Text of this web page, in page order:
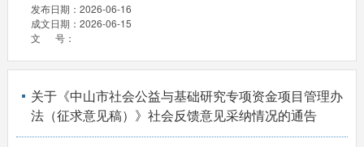
发布日期： 2026-06-16
成文日期： 2026-06-15
文 号：
关于《中山市社会公益与基础研究专项资金项目管理办
法（征求意见稿）》社会反馈意见采纳情况的通告